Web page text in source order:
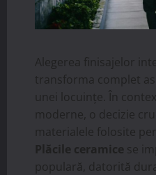
Alegerea finisajelor
transforma complet
unei locuințe. În
moderne, o decizie
materialele folosite
Plăcile ceramice se
populară, datorită